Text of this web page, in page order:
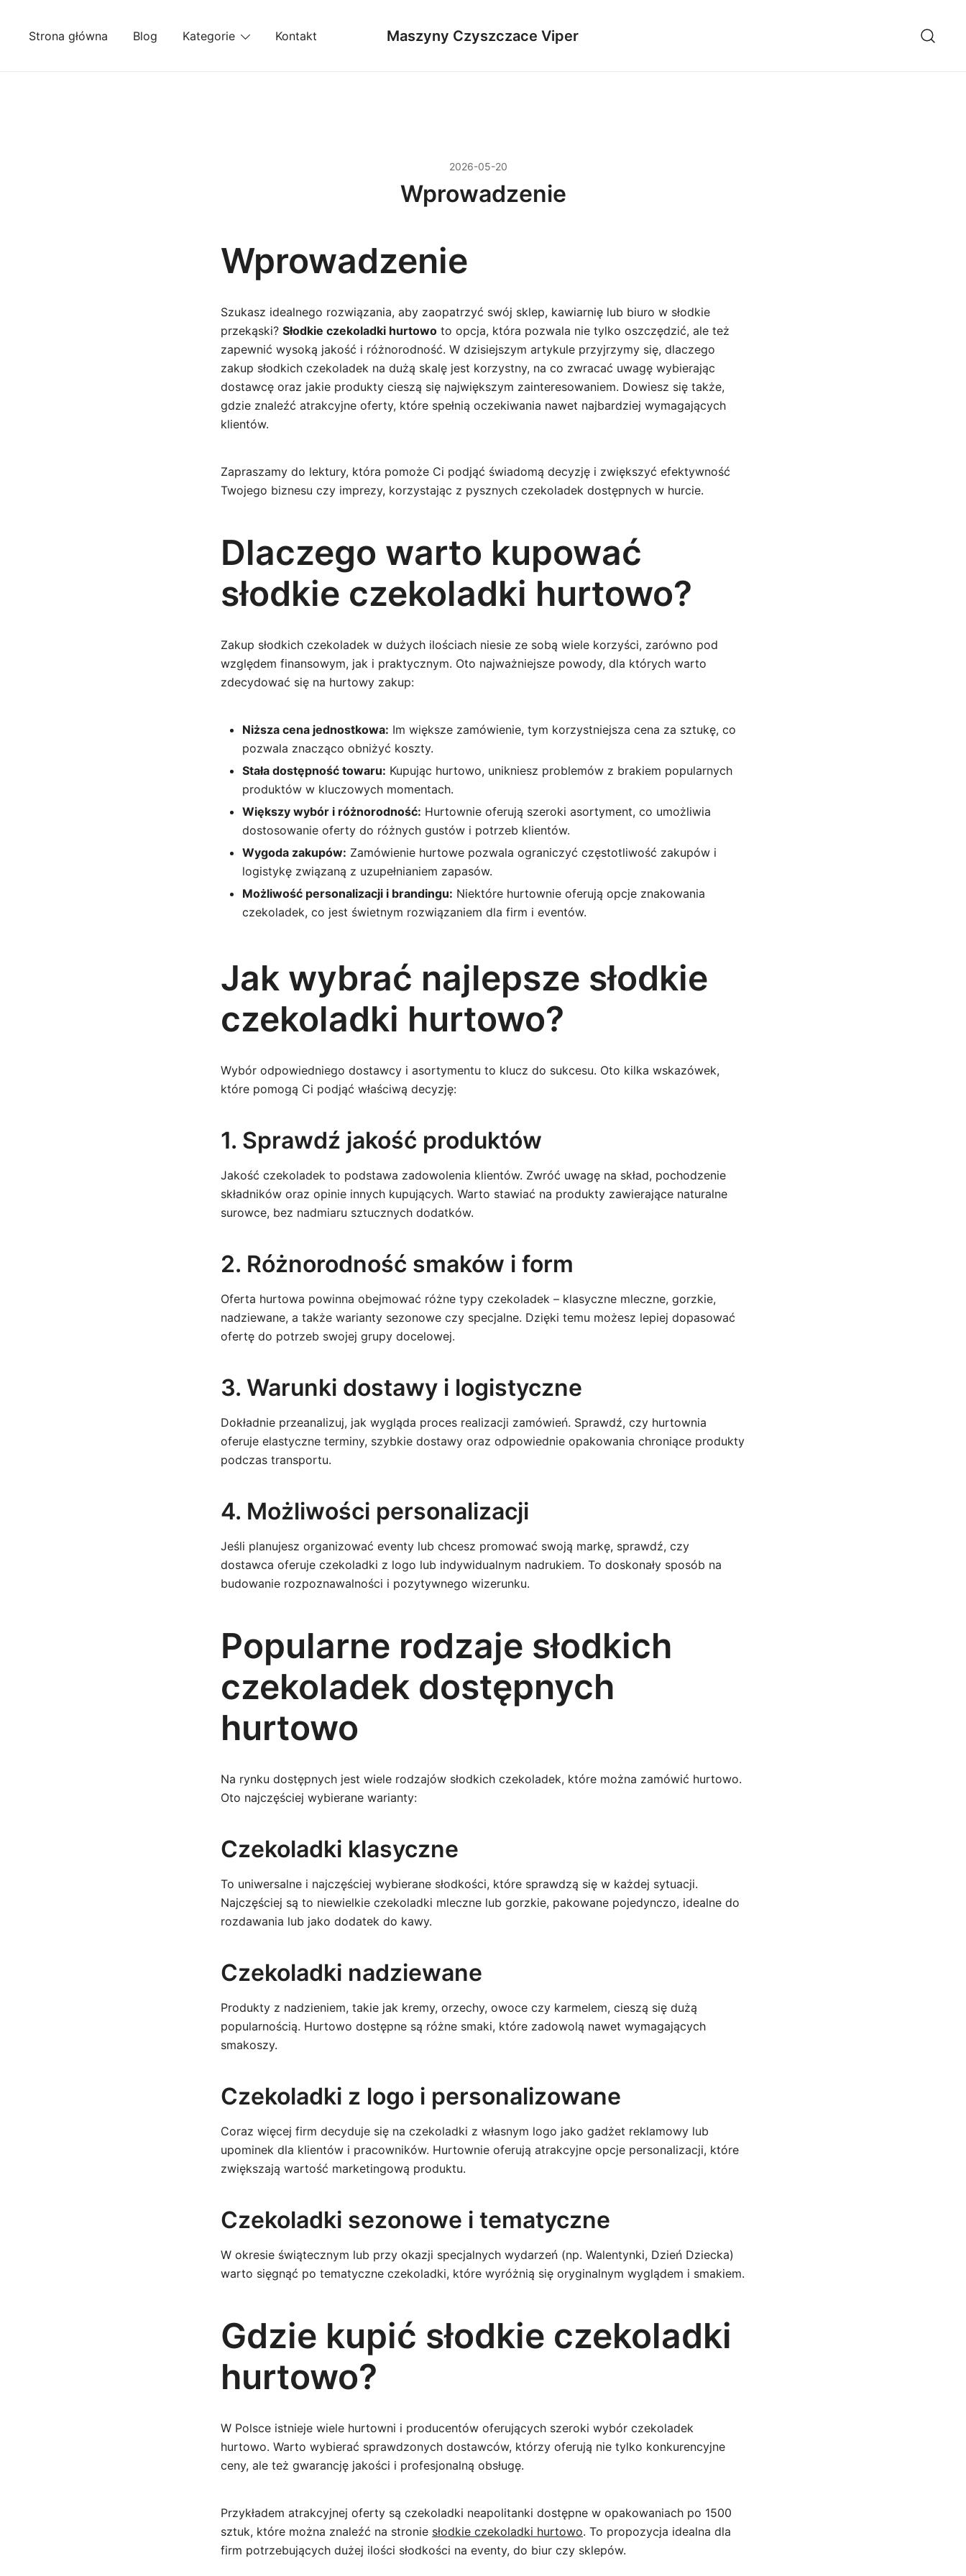
Strona główna Blog Kategorie Kontakt Maszyny Czyszczace Viper
2026-05-20
Wprowadzenie
Wprowadzenie
Szukasz idealnego rozwiązania, aby zaopatrzyć swój sklep, kawiarnię lub biuro w słodkie
przekąski? Słodkie czekoladki hurtowo to opcja, która pozwala nie tylko oszczędzić, ale też
zapewnić wysoką jakość i różnorodność. W dzisiejszym artykule przyjrzymy się, dlaczego
zakup słodkich czekoladek na dużą skalę jest korzystny, na co zwracać uwagę wybierając
dostawcę oraz jakie produkty cieszą się największym zainteresowaniem. Dowiesz się także,
gdzie znaleźć atrakcyjne oferty, które spełnią oczekiwania nawet najbardziej wymagających
klientów.
Zapraszamy do lektury, która pomoże Ci podjąć świadomą decyzję i zwiększyć efektywność
Twojego biznesu czy imprezy, korzystając z pysznych czekoladek dostępnych w hurcie.
Dlaczego warto kupować
słodkie czekoladki hurtowo?
Zakup słodkich czekoladek w dużych ilościach niesie ze sobą wiele korzyści, zarówno pod
względem finansowym, jak i praktycznym. Oto najważniejsze powody, dla których warto
zdecydować się na hurtowy zakup:
Niższa cena jednostkowa: Im większe zamówienie, tym korzystniejsza cena za sztukę, co
pozwala znacząco obniżyć koszty.
Stała dostępność towaru: Kupując hurtowo, unikniesz problemów z brakiem popularnych
produktów w kluczowych momentach.
Większy wybór i różnorodność: Hurtownie oferują szeroki asortyment, co umożliwia
dostosowanie oferty do różnych gustów i potrzeb klientów.
Wygoda zakupów: Zamówienie hurtowe pozwala ograniczyć częstotliwość zakupów i
logistykę związaną z uzupełnianiem zapasów.
Możliwość personalizacji i brandingu: Niektóre hurtownie oferują opcje znakowania
czekoladek, co jest świetnym rozwiązaniem dla firm i eventów.
Jak wybrać najlepsze słodkie
czekoladki hurtowo?
Wybór odpowiedniego dostawcy i asortymentu to klucz do sukcesu. Oto kilka wskazówek,
które pomogą Ci podjąć właściwą decyzję:
1. Sprawdź jakość produktów
Jakość czekoladek to podstawa zadowolenia klientów. Zwróć uwagę na skład, pochodzenie
składników oraz opinie innych kupujących. Warto stawiać na produkty zawierające naturalne
surowce, bez nadmiaru sztucznych dodatków.
2. Różnorodność smaków i form
Oferta hurtowa powinna obejmować różne typy czekoladek – klasyczne mleczne, gorzkie,
nadziewane, a także warianty sezonowe czy specjalne. Dzięki temu możesz lepiej dopasować
ofertę do potrzeb swojej grupy docelowej.
3. Warunki dostawy i logistyczne
Dokładnie przeanalizuj, jak wygląda proces realizacji zamówień. Sprawdź, czy hurtownia
oferuje elastyczne terminy, szybkie dostawy oraz odpowiednie opakowania chroniące produkty
podczas transportu.
4. Możliwości personalizacji
Jeśli planujesz organizować eventy lub chcesz promować swoją markę, sprawdź, czy
dostawca oferuje czekoladki z logo lub indywidualnym nadrukiem. To doskonały sposób na
budowanie rozpoznawalności i pozytywnego wizerunku.
Popularne rodzaje słodkich
czekoladek dostępnych
hurtowo
Na rynku dostępnych jest wiele rodzajów słodkich czekoladek, które można zamówić hurtowo.
Oto najczęściej wybierane warianty:
Czekoladki klasyczne
To uniwersalne i najczęściej wybierane słodkości, które sprawdzą się w każdej sytuacji.
Najczęściej są to niewielkie czekoladki mleczne lub gorzkie, pakowane pojedynczo, idealne do
rozdawania lub jako dodatek do kawy.
Czekoladki nadziewane
Produkty z nadzieniem, takie jak kremy, orzechy, owoce czy karmelem, cieszą się dużą
popularnością. Hurtowo dostępne są różne smaki, które zadowolą nawet wymagających
smakoszy.
Czekoladki z logo i personalizowane
Coraz więcej firm decyduje się na czekoladki z własnym logo jako gadżet reklamowy lub
upominek dla klientów i pracowników. Hurtownie oferują atrakcyjne opcje personalizacji, które
zwiększają wartość marketingową produktu.
Czekoladki sezonowe i tematyczne
W okresie świątecznym lub przy okazji specjalnych wydarzeń (np. Walentynki, Dzień Dziecka)
warto sięgnąć po tematyczne czekoladki, które wyróżnią się oryginalnym wyglądem i smakiem.
Gdzie kupić słodkie czekoladki
hurtowo?
W Polsce istnieje wiele hurtowni i producentów oferujących szeroki wybór czekoladek
hurtowo. Warto wybierać sprawdzonych dostawców, którzy oferują nie tylko konkurencyjne
ceny, ale też gwarancję jakości i profesjonalną obsługę.
Przykładem atrakcyjnej oferty są czekoladki neapolitanki dostępne w opakowaniach po 1500
sztuk, które można znaleźć na stronie słodkie czekoladki hurtowo. To propozycja idealna dla
firm potrzebujących dużej ilości słodkości na eventy, do biur czy sklepów.